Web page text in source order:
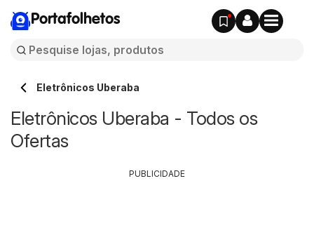
Portafolhetos
Eletrônicos Uberaba
Eletrônicos Uberaba - Todos os
Ofertas
PUBLICIDADE